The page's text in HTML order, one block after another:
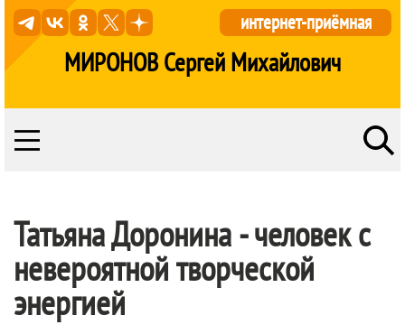
МИРОНОВ Сергей Михайлович
интернет-приёмная
Татьяна Доронина - человек с
невероятной творческой
энергией